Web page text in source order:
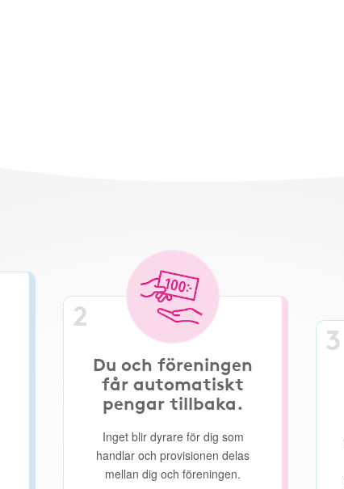
2
Du och föreningen
får automatiskt
pengar tillbaka.
Inget blir dyrare för dig som
handlar och provisionen delas
mellan dig och föreningen.
3